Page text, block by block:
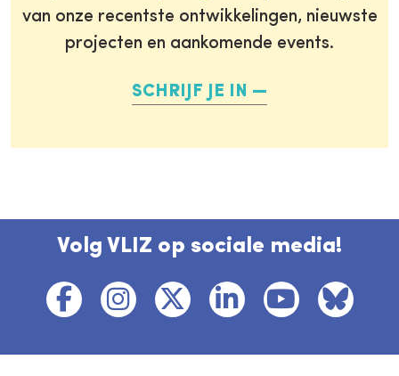
van onze recentste ontwikkelingen, nieuwste
projecten en aankomende events.
SCHRIJF JE IN
Volg VLIZ op sociale media!